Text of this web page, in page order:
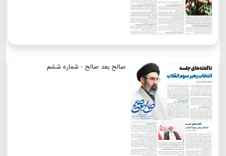
صالح بعد صالح - شماره ششم